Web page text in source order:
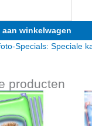
aan winkelwagen
Specials: Speciale
producten